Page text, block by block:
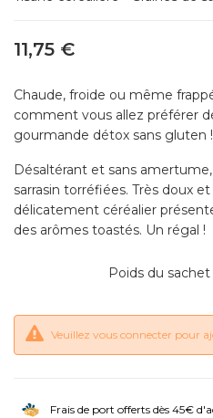
11,75 €
Chaude, froide ou même
comment vous allez préférer
gourmande détox sans gluten !
Désaltérant et sans
sarrasin torréfiées. Très doux
délicatement céréalier
des arômes toastés. Un régal !
Poids du sachet
Veuillez vous connecter pour
Frais de port offerts dès 45€